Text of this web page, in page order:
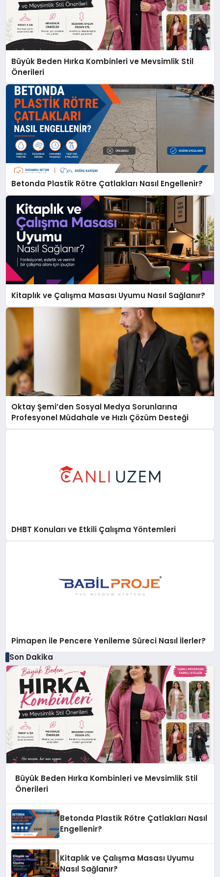
Büyük Beden Hırka Kombinleri ve Mevsimlik Stil
Önerileri
Betonda Plastik Rötre Çatlakları Nasıl Engellenir?
Kitaplık ve Çalışma Masası Uyumu Nasıl Sağlanır?
Oktay Şemi’den Sosyal Medya Sorunlarına
Profesyonel Müdahale ve Hızlı Çözüm Desteği
DHBT Konuları ve Etkili Çalışma Yöntemleri
Pimapen ile Pencere Yenileme Süreci Nasıl İlerler?
Son Dakika
Büyük Beden Hırka Kombinleri ve Mevsimlik Stil
Önerileri
Betonda Plastik Rötre Çatlakları Nasıl
Engellenir?
Kitaplık ve Çalışma Masası Uyumu
Nasıl Sağlanır?